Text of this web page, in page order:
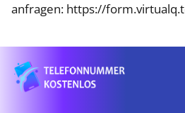
anfragen: https://